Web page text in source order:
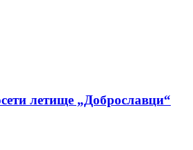
летище „Доброславци“